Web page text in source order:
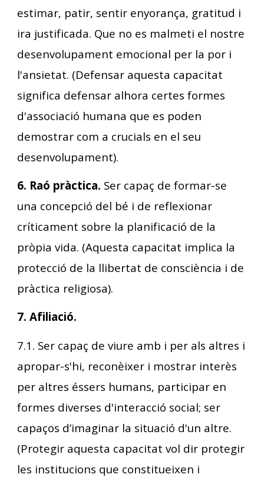
estimar, patir, sentir enyorança, gratitud i
ira justificada. Que no es malmeti el nostre
desenvolupament emocional per la por i
l'ansietat. (Defensar aquesta capacitat
significa defensar alhora certes formes
d'associació humana que es poden
demostrar com a crucials en el seu
desenvolupament).
6. Raó pràctica. Ser capaç de formar-se
una concepció del bé i de reflexionar
críticament sobre la planificació de la
pròpia vida. (Aquesta capacitat implica la
protecció de la llibertat de consciència i de
pràctica religiosa).
7. Afiliació.
7.1. Ser capaç de viure amb i per als altres i
apropar-s'hi, reconèixer i mostrar interès
per altres éssers humans, participar en
formes diverses d'interacció social; ser
capaços d’imaginar la situació d'un altre.
(Protegir aquesta capacitat vol dir protegir
les institucions que constitueixen i